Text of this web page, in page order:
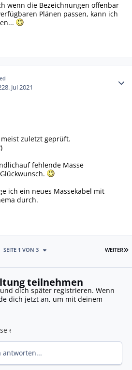
wenn die Bezeichnungen offenbar
Plänen passen, kann ich
28. Jul 2021
zuletzt geprüft.
fehlende Masse
ich ein neues Massekabel mit
durch.
WEITER
SEITE 1 VON 3
teilnehmen
dich später registrieren. Wenn
dich jetzt an, um mit deinem
antworten...